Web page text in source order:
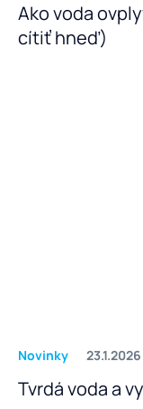
Ako voda
cítiť hneď)
Novinky 23.1.2026
Tvrdá voda a